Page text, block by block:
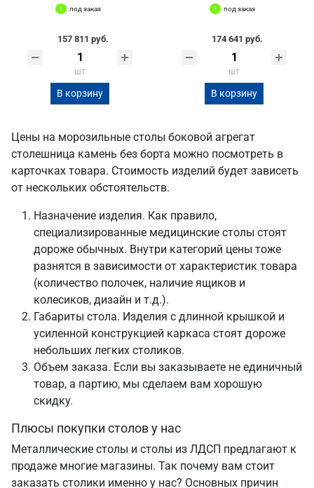
под заказ
157 811 руб.
шт
В корзину
под заказ
174 641 руб.
шт
В корзину
Цены на морозильные столы боковой агрегат
столешница камень без борта можно посмотреть в
карточках товара. Стоимость изделий будет зависеть
от нескольких обстоятельств.
Назначение изделия. Как правило,
специализированные медицинские столы стоят
дороже обычных. Внутри категорий цены тоже
разнятся в зависимости от характеристик товара
(количество полочек, наличие ящиков и
колесиков, дизайн и т.д.).
Габариты стола. Изделия с длинной крышкой и
усиленной конструкцией каркаса стоят дороже
небольших легких столиков.
Объем заказа. Если вы заказываете не единичный
товар, а партию, мы сделаем вам хорошую
скидку.
Плюсы покупки столов у нас
Металлические столы и столы из ЛДСП предлагают к
продаже многие магазины. Так почему вам стоит
заказать столики именно у нас? Основных причин